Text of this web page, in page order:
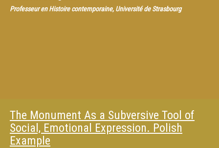
Professeur en Histoire contemporaine, Université de Strasbourg
The Monument As a Subversive Tool of
Social, Emotional Expression. Polish
Example